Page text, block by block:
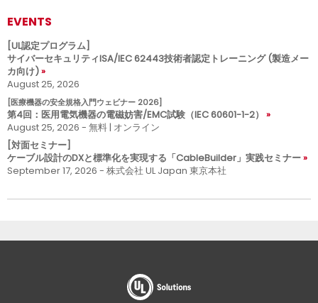
EVENTS
[UL認定プログラム]
サイバーセキュリティISA/IEC 62443技術者認定トレーニング (製造メー
カ向け)
August 25, 2026
[医療機器の安全規格入門ウェビナー 2026]
第4回：医用電気機器の電磁妨害/EMC試験（IEC 60601-1-2）
August 25, 2026 - 無料 | オンライン
[対面セミナー]
ケーブル設計のDXと標準化を実現する「CableBuilder」実践セミナー
September 17, 2026 - 株式会社 UL Japan 東京本社